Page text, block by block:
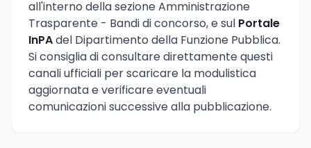
all'interno della sezione Amministrazione
Trasparente - Bandi di concorso, e sul Portale
InPAdel Dipartimento della Funzione Pubblica.
Si consiglia di consultare direttamente questi
canali ufficiali per scaricare la modulistica
aggiornata e verificare eventuali
comunicazioni successive alla pubblicazione.